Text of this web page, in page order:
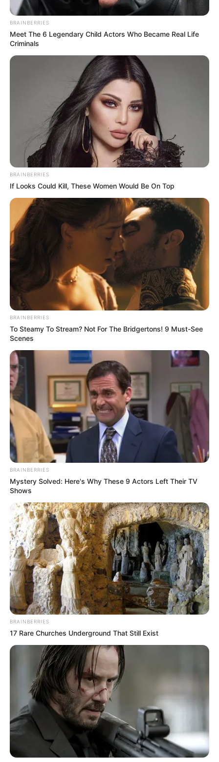
Why this ordinary drink is the secret to feeling
your best every day
Is The Movie "Danish Girl" A True Story?
BRAINBERRIES
Think You Know FIFA 2026? These Facts May
Surprise You
BRAINBERRIES
’90s TV Icons Who Faded Out Of Hollywood
BRAINBERRIES
The Rarest And Most Valuable Card In The Whole
BRAINBERRIES
46 Years Later, The Blue Lagoon Stars Look
Unrecognizable
BRAINBERRIES
BRAINBERRIES
Meet The 6 Legendary Child Actors Who Became Real Life
Criminals
BRAINBERRIES
If Looks Could Kill, These Women Would Be On Top
BRAINBERRIES
To Steamy To Stream? Not For The Bridgertons! 9 Must-See
Scenes
BRAINBERRIES
Mystery Solved: Here's Why These 9 Actors Left Their TV
Shows
BRAINBERRIES
17 Rare Churches Underground That Still Exist